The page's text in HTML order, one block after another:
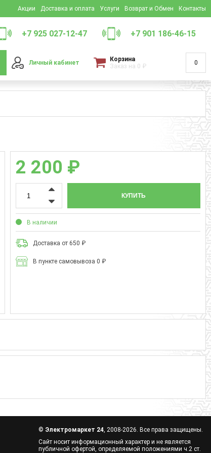
Акции Доставка и оплата Услуги Возврат и Обмен Контакты
+7 925 027-12-47 +7 901 186-46-15
Личный кабинет
Корзина
Заказ на 0 ₽ 0
2 200 ₽
КУПИТЬ
В наличии
Доставка от 650 ₽
В пункте самовывоза 0 ₽
© Электромаркет 24, 2008-2026. Все права защищены.
Сайт носит информационный характер и не является
публичной офертой, определяемой положениями ч.2 ст.